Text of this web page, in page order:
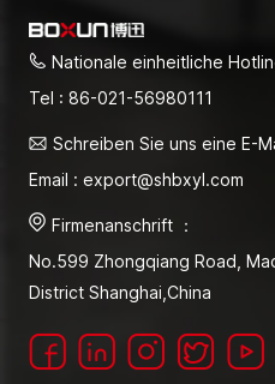
Nationale einheitliche
Tel : 86-021-56980111
Schreiben Sie uns eine E-
Email : export@shbxyl.com
Firmenanschrift ：
No.599 Zhongqiang Road,
District Shanghai,China